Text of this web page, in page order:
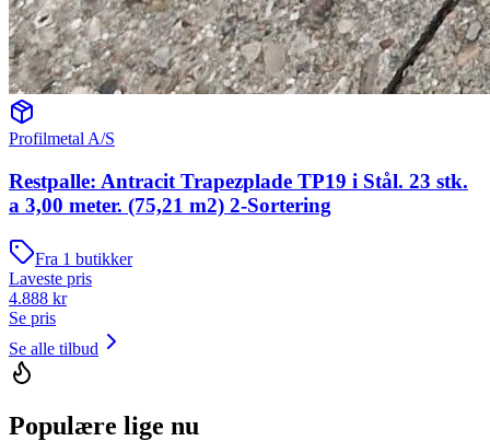
Profilmetal A/S
Restpalle: Antracit Trapezplade TP19 i Stål. 23 stk.
a 3,00 meter. (75,21 m2) 2-Sortering
Fra 1 butikker
Laveste pris
4.888 kr
Se pris
Se alle tilbud
Populære lige nu